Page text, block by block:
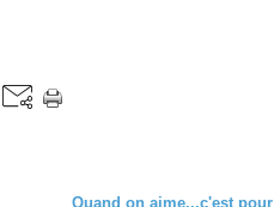
Quand on aime...c'est